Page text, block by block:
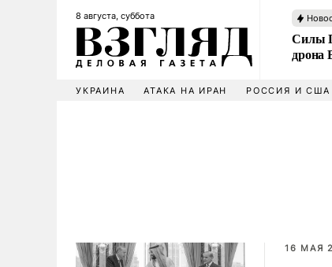
8 августа, суббота
Силы
УКРАИНА АТАКА НА ИРАН РОССИЯ И США
16 МАЯ